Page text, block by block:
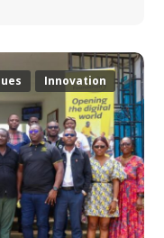
Innovation